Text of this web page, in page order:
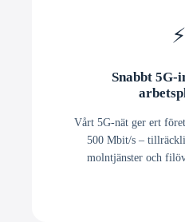
⚡
Snabbt
Vårt 5G-nät ger ert
500 Mbit/s –
molntjänster och